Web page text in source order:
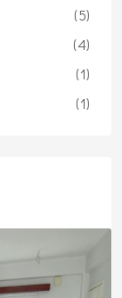
(5)
(4)
(1)
(1)